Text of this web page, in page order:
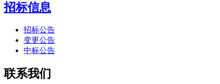
招标信息
招标公告
变更公告
中标公告
联系我们